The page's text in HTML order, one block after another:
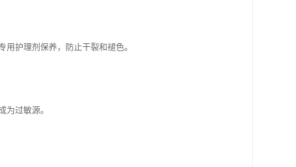
护理剂保养，防止干裂和褪色。
为过敏源。